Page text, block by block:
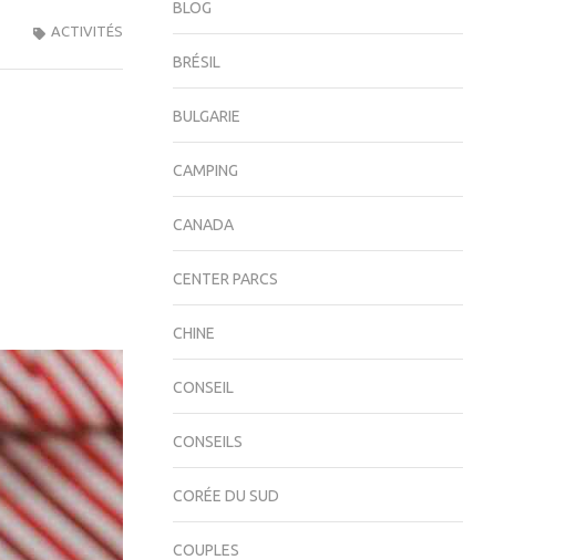
ACTIVITÉS
BLOG
BRÉSIL
BULGARIE
CAMPING
CANADA
CENTER PARCS
CHINE
CONSEIL
CONSEILS
CORÉE DU SUD
COUPLES